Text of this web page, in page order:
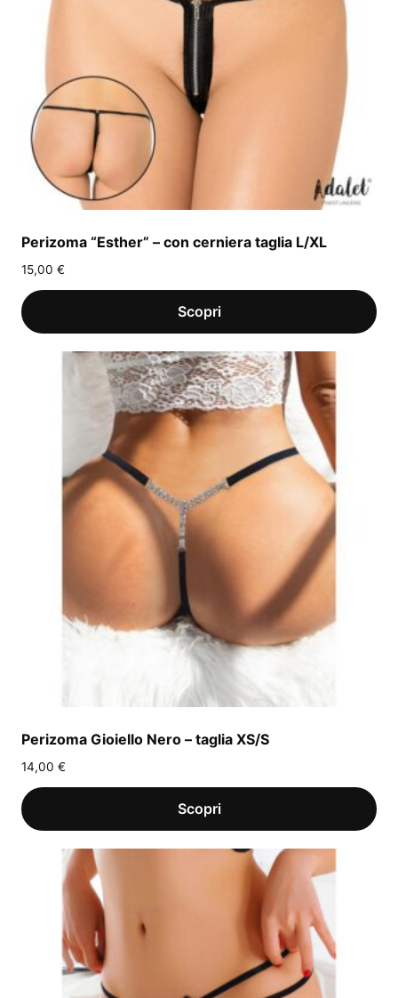
Perizoma “Esther” – con cerniera taglia L/XL
15,00 €
Perizoma Gioiello Nero – taglia XS/S
14,00 €